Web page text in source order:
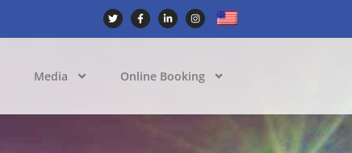
Media Online Booking